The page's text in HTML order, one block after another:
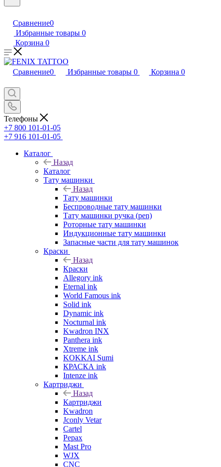
Сравнение0
Избранные товары 0
Корзина 0
Сравнение0 Избранные товары 0 Корзина 0
Телефоны
+7 800 101-01-05
+7 916 101-01-05
Каталог
Назад
Каталог
Тату машинки
Назад
Тату машинки
Беспроводные тату машинки
Тату машинки ручка (pen)
Роторные тату машинки
Индукционные тату машинки
Запасные части для тату машинок
Краски
Назад
Краски
Allegory ink
Eternal ink
World Famous ink
Solid ink
Dynamic ink
Nocturnal ink
Kwadron INX
Panthera ink
Xtreme ink
KOKKAI Sumi
КРАСКА ink
Intenze ink
Картриджи
Назад
Картриджи
Kwadron
Jconly Vetar
Cartel
Pepax
Mast Pro
WJX
CNC